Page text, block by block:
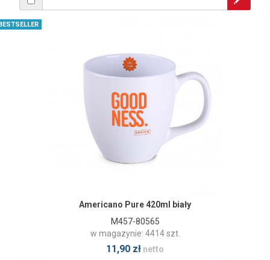
Americano Pure 420ml biały
M457-80565
w magazynie: 4414 szt.
11,90 zł netto